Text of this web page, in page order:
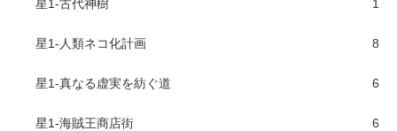
星1-古代神樹 1
星1-人類ネコ化計画 8
星1-真なる虚実を紡ぐ道 6
星1-海賊王商店街 6